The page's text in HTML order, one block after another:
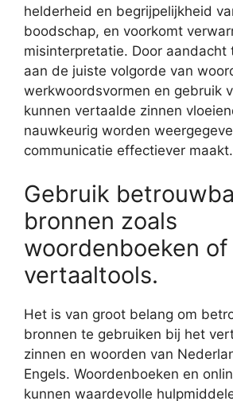
helderheid en begrijpelijkheid
boodschap, en voorkomt
misinterpretatie. Door aandacht
aan de juiste volgorde van
werkwoordsvormen en gebruik
kunnen vertaalde zinnen
nauwkeurig worden
communicatie effectiever maakt.
Gebruik
bronnen zoals
woordenboeken of
vertaaltools.
Het is van groot belang om
bronnen te gebruiken bij het
zinnen en woorden van
Engels. Woordenboeken en
kunnen waardevolle